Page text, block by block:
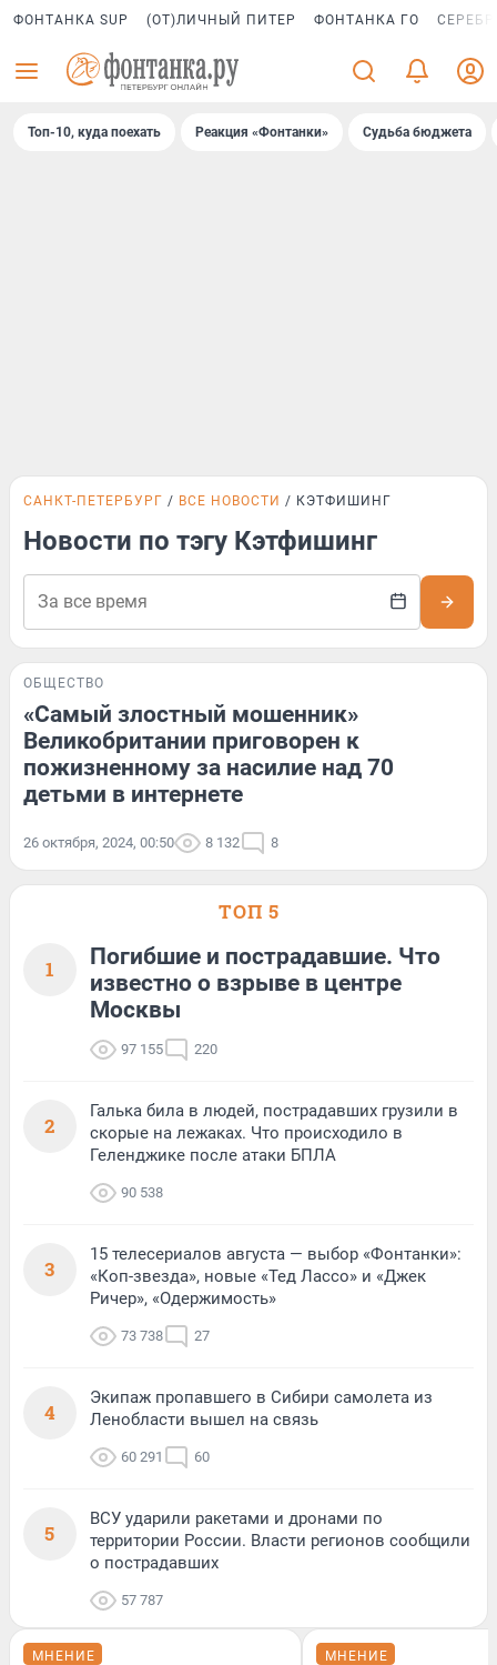
ФОНТАНКА SUP (ОТ)ЛИЧНЫЙ ПИТЕР ФОНТАНКА ГО
Топ-10, куда поехать Реакция «Фонтанки» Судьба бюджета
САНКТ-ПЕТЕРБУРГ ВСЕ НОВОСТИ КЭТФИШИНГ
Новости по тэгу Кэтфишинг
ОБЩЕСТВО
«Самый злостный мошенник»
Великобритании приговорен к
пожизненному за насилие над 70
детьми в интернете
26 октября, 2024, 00:50 8 132 8
ТОП 5
1
Погибшие и пострадавшие. Что
известно о взрыве в центре
Москвы
97 155 220
2
Галька била в людей, пострадавших грузили в
скорые на лежаках. Что происходило в
Геленджике после атаки БПЛА
90 538
3
15 телесериалов августа — выбор «Фонтанки»:
«Коп-звезда», новые «Тед Лассо» и «Джек
Ричер», «Одержимость»
73 738 27
4
Экипаж пропавшего в Сибири самолета из
Ленобласти вышел на связь
60 291 60
5
ВСУ ударили ракетами и дронами по
территории России. Власти регионов сообщили
о пострадавших
57 787
МНЕНИЕ МНЕНИЕ